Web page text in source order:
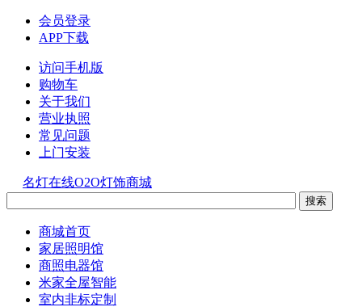
会员登录
APP下载
访问手机版
购物车
关于我们
营业执照
常见问题
上门安装
名灯在线O2O灯饰商城
商城首页
家居照明馆
商照电器馆
米家全屋智能
室内非标定制